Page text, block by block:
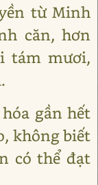
từ Minh
căn, hơn
tám mươi,
gần hết
không biết
có thể đạt